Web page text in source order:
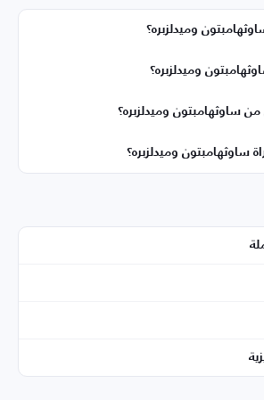
وميدلزبره؟
وميدلزبره؟
ساوثهامبتون وميدلزبره؟
ساوثهامبتون وميدلزبره؟